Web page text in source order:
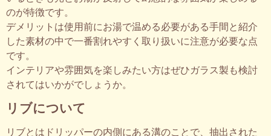
のが特徴です。
デメリットは使用前にお湯で温める必要がある手間と紹介
した素材の中で一番割れやすく取り扱いに注意が必要な点
です。
インテリアや雰囲気を楽しみたい方はぜひガラス製も検討
されてはいかがでしょうか。
リブについて
リブとはドリッパーの内側にある溝のことで、抽出された